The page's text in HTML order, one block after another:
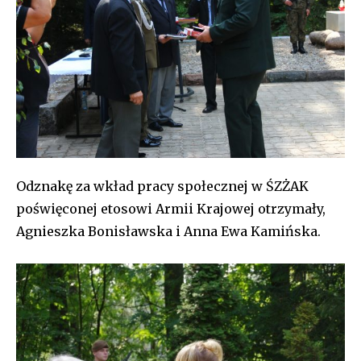
Odznakę za wkład pracy społecznej w ŚZŻAK
poświęconej etosowi Armii Krajowej otrzymały,
Agnieszka Bonisławska i Anna Ewa Kamińska.